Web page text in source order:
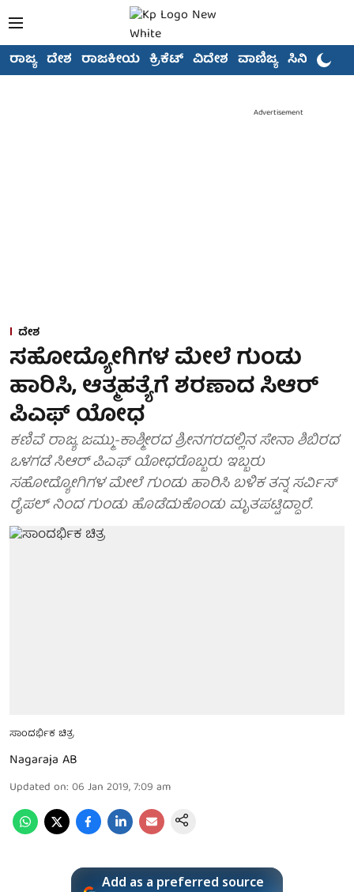
ರಾಜ್ಯ ದೇಶ ರಾಜಕೀಯ ಕ್ರಿಕೆಟ್ ವಿದೇಶ ವಾಣಿಜ್ಯ ಸಿನಿಮಾ
Advertisement
ದೇಶ
ಸಹೋದ್ಯೋಗಿಗಳ ಮೇಲೆ ಗುಂಡು
ಹಾರಿಸಿ, ಆತ್ಮಹತ್ಯೆಗೆ ಶರಣಾದ ಸಿಆರ್
ಪಿಎಫ್ ಯೋಧ
ಕಣಿವೆ ರಾಜ್ಯ ಜಮ್ಮು-ಕಾಶ್ಮೀರದ ಶ್ರೀನಗರದಲ್ಲಿನ ಸೇನಾ ಶಿಬಿರದ
ಒಳಗಡೆ ಸಿಆರ್ ಪಿಎಫ್ ಯೋಧರೊಬ್ಬರು ಇಬ್ಬರು
ಸಹೋದ್ಯೋಗಿಗಳ ಮೇಲೆ ಗುಂಡು ಹಾರಿಸಿ ಬಳಿಕ ತನ್ನ ಸರ್ವಿಸ್
ರೈಪಲ್ ನಿಂದ ಗುಂಡು ಹೊಡೆದುಕೊಂಡು ಮೃತಪಟ್ಟಿದ್ದಾರೆ.
ಸಾಂದರ್ಭಿಕ ಚಿತ್ರ
Nagaraja AB
Updated on: 06 Jan 2019, 7:09 am
Add as a preferred source